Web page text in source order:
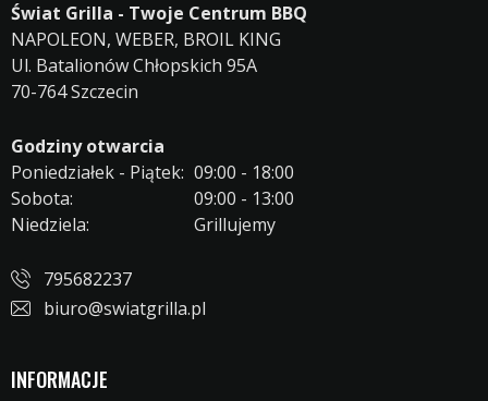
Świat Grilla - Twoje Centrum BBQ
NAPOLEON, WEBER, BROIL KING
Ul. Batalionów Chłopskich 95A
70-764 Szczecin
Godziny otwarcia
Poniedziałek - Piątek: 09:00 - 18:00
Sobota:
09:00 - 13:00
Niedziela:
Grillujemy
795682237
biuro@swiatgrilla.pl
INFORMACJE